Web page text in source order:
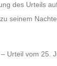
des Urteils
seinem
Urteil vom 25.